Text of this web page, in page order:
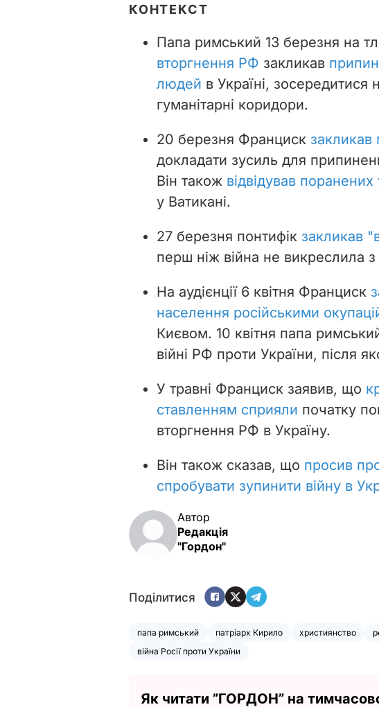
КОНТЕКСТ
Папа римський 13 березня на
вторгнення РФ закликав
людей в Україні, зосередитися
гуманітарні коридори.
20 березня Франциск закликав
докладати зусиль для
Він також відвідував поранених
у Ватикані.
27 березня понтифік закликав
перш ніж війна не викреслила
На аудієнції 6 квітня Франциск
населення російськими
Києвом. 10 квітня папа
війні РФ проти України, після
У травні Франциск заявив, що
ставленням сприяли початку
вторгнення РФ в Україну.
Він також сказав, що просив
спробувати зупинити війну в
Автор
Редакція
"Гордон"
Поділитися
папа римський патріарх Кирило християнство
війна Росії проти України
Як читати ”ГОРДОН” на